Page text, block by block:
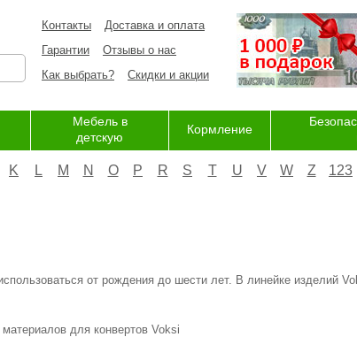
Контакты
Доставка и оплата
Гарантии
Отзывы о нас
Как выбрать?
Скидки и акции
Мебель в
детскую
Кормление
K L M N O P R S T U V W Z 123
от рождения до шести лет. В линейке изделий
для конвертов Voksi